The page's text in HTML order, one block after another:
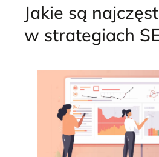
Jakie są
w strategiach